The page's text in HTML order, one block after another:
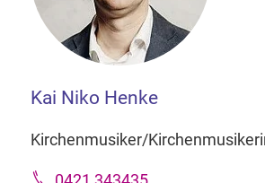
Kai Niko Henke
Kirchenmusiker/